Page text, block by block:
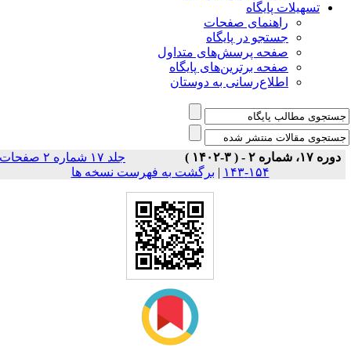
تسهیلات پایگاه
راهنمای صفحات
جستجو در پایگاه
صفحه پرسش‌های متداول
صفحه برترین‌های پایگاه
اطلاع‌رسانی به دوستان
دوره ۱۷، شماره ۲ - ( ۳-۱۴۰۲ )
جلد ۱۷ شماره ۲ صفحات
۱۵۴-۱۴۳
| برگشت به فهرست نسخه ها